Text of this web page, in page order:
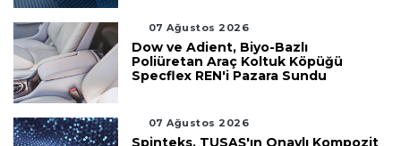
07 Ağustos 2026
Dow ve Adient, Biyo-Bazlı
Poliüretan Araç Koltuk Köpüğü
Specflex REN'i Pazara Sundu
07 Ağustos 2026
Spinteks, TUSAŞ'ın Onaylı Kompozit